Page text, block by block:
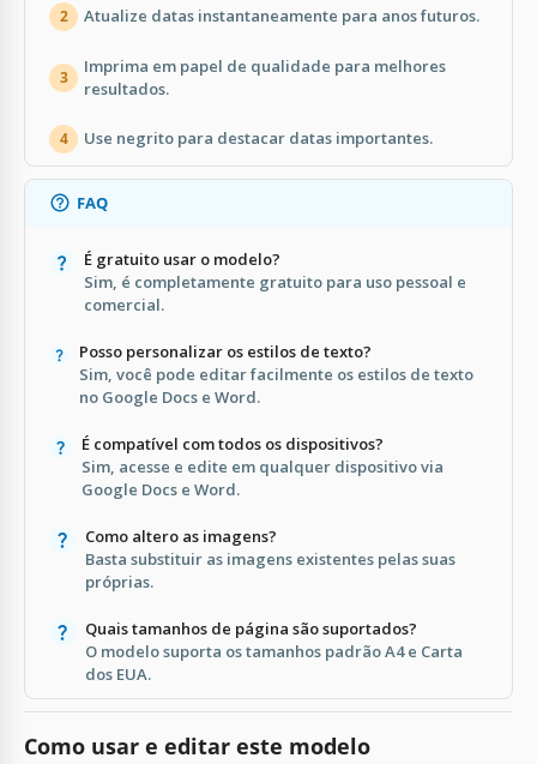
2 Atualize datas instantaneamente para anos futuros.
3
Imprima em papel de qualidade para melhores
resultados.
4 Use negrito para destacar datas importantes.
FAQ
É gratuito usar o modelo?
Sim, é completamente gratuito para uso pessoal e
comercial.
Posso personalizar os estilos de texto?
Sim, você pode editar facilmente os estilos de texto
no Google Docs e Word.
É compatível com todos os dispositivos?
Sim, acesse e edite em qualquer dispositivo via
Google Docs e Word.
Como altero as imagens?
Basta substituir as imagens existentes pelas suas
próprias.
Quais tamanhos de página são suportados?
O modelo suporta os tamanhos padrão A4 e Carta
dos EUA.
Como usar e editar este modelo